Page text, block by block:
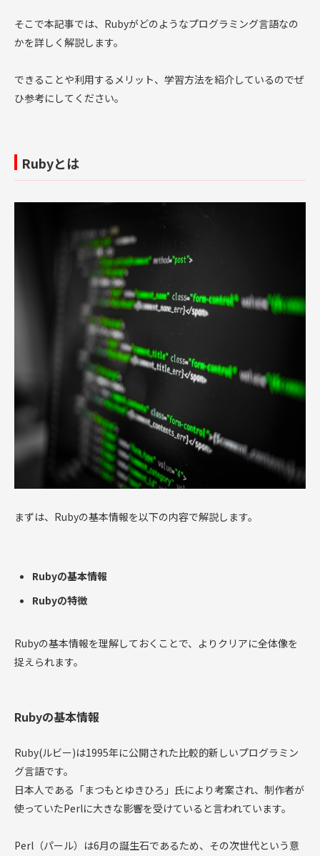
そこで本記事では、Rubyがどのようなプログラミング言語なの
かを詳しく解説します。
できることや利用するメリット、学習方法を紹介しているのでぜ
ひ参考にしてください。
Rubyとは
まずは、Rubyの基本情報を以下の内容で解説します。
Rubyの基本情報
Rubyの特徴
Rubyの基本情報を理解しておくことで、よりクリアに全体像を
捉えられます。
Rubyの基本情報
Ruby(ルビー)は1995年に公開された比較的新しいプログラミン
グ言語です。
日本人である「まつもとゆきひろ」氏により考案され、制作者が
使っていたPerlに大きな影響を受けていると言われています。
Perl（パール）は6月の誕生石であるため、その次世代という意